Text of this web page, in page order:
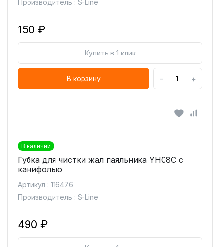
Производитель : S-Line
150 ₽
Купить в 1 клик
В корзину - +
В наличии
Губка для чистки жал паяльника YH08C с
канифолью
Артикул : 116476
Производитель : S-Line
490 ₽